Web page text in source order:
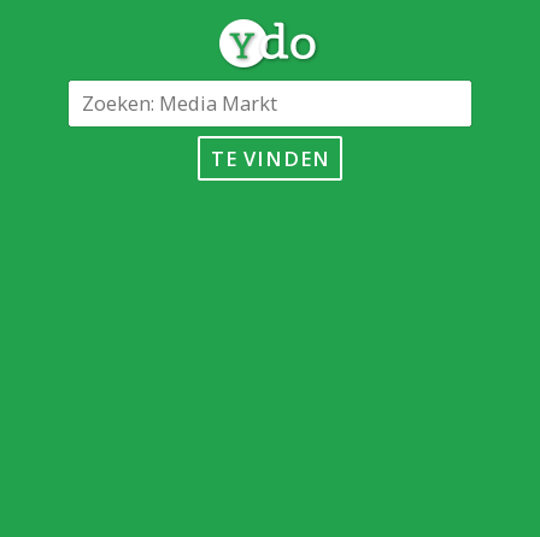
TE VINDEN